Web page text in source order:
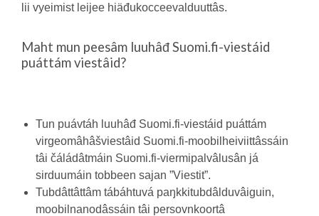
lii vyeimist leijee hiäđukocceevalduuttâs.
Maht mun peesâm luuhâđ Suomi.fi-viestáid
puáttám viestâid?
Tun puávtáh luuhâđ Suomi.fi-viestáid puáttám
virgeomâhâšviestâid Suomi.fi-moobilheiviittâssáin
tâi čáládâtmáin Suomi.fi-viermipalvâlusân já
sirduumáin tobbeen sajan ”Viestit”.
Tubdâttâttâm tábáhtuvá paŋkkitubdâlduvâiguin,
moobilnanodâssáin tâi persovnkoortâ